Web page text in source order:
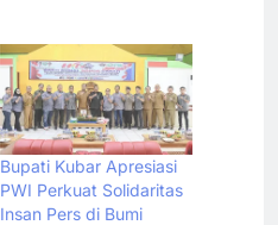
Bupati Kubar Apresiasi
PWI Perkuat Solidaritas
Insan Pers di Bumi